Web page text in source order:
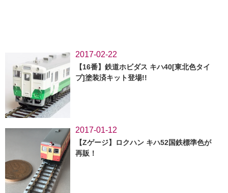
2017-02-22
【16番】鉄道ホビダス キハ40[東北色タイ
プ]塗装済キット登場!!
2017-01-12
【Zゲージ】ロクハン キハ52国鉄標準色が
再販！